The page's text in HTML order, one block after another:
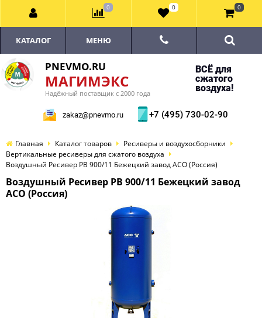
PNEVMO.RU
МАГИМЭКС
Надёжный поставщик с 2000 года
ВСЁ для
сжатого
воздуха!
zakaz@pnevmo.ru +7 (495) 730-02-90
КАТАЛОГ МЕНЮ
Главная Каталог товаров
Ресиверы и воздухосборники
Вертикальные ресиверы для сжатого воздуха
Воздушный Ресивер РВ 900/11 Бежецкий завод АСО (Россия)
Воздушный Ресивер РВ 900/11 Бежецкий завод
АСО (Россия)
0 0 0